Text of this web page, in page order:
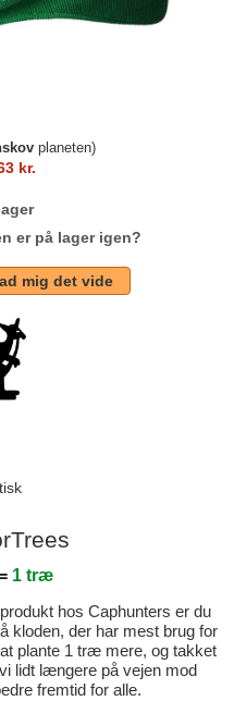
planeten)
kr.
er på lager igen?
mig det vide
1 træ
hos Caphunters er du
kloden, der har mest brug for
plante 1 træ mere, og takket
lidt længere på vejen mod
fremtid for alle.